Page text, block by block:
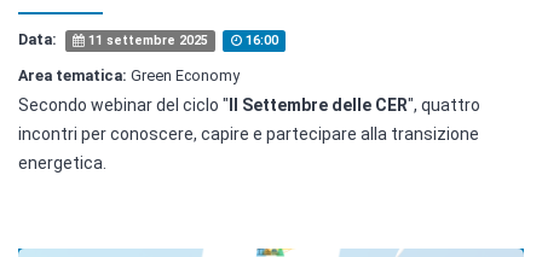
Data: 11 settembre 2025 16:00
Area tematica: Green Economy
Secondo webinar del ciclo " Il Settembre delle CER", quattro
incontri per conoscere, capire e partecipare alla transizione
energetica.